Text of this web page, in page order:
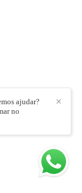
✕
ajudar?
no